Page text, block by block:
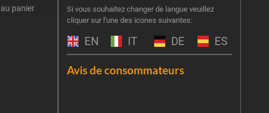
panier
Si vous souhaitez changer de langue veuillez
cliquer sur l'une des icones suivantes:
EN IT DE ES
Avis de consommateurs